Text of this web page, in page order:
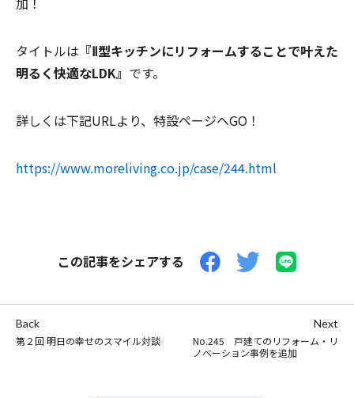
タイトルは 『Ⅱ型キッチンにリフォームすることで叶えた
明るく快適なLDK』 です。
詳しくは下記URLより、特設ページヘGO！
https://www.moreliving.co.jp/case/244.html
この記事をシェアする
Back
第２回 明日の幸せのスマイル対談
Next
No.245 戸建てのリフォーム・リ
ノベーション事例を追加